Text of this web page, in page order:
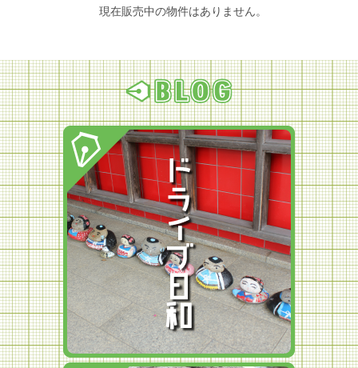
現在販売中の物件はありません。